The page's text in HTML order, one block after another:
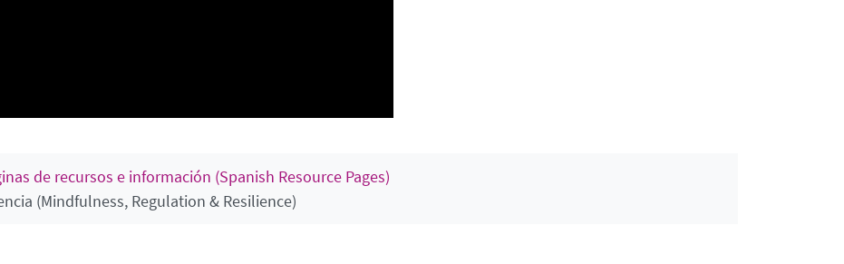
de recursos e información (Spanish Resource Pages)
(Mindfulness, Regulation & Resilience)